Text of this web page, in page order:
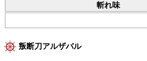
斬れ味
叛断刀アルザバル